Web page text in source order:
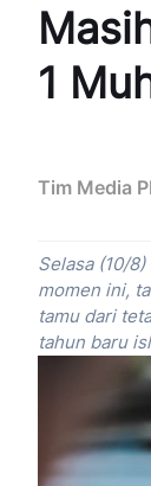
1
Tim Media
Selasa (10/
momen ini,
tamu dari
tahun baru